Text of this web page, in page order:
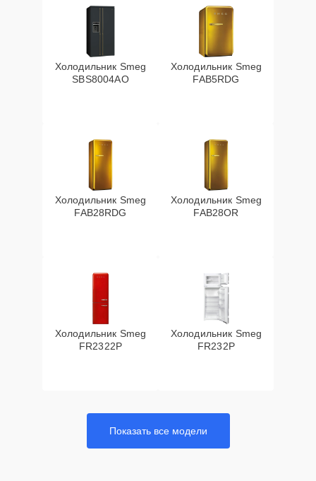
Холодильник Smeg
SBS8004AO
Холодильник Smeg
FAB5RDG
Холодильник Smeg
FAB28RDG
Холодильник Smeg
FAB28OR
Холодильник Smeg
FR2322P
Холодильник Smeg
FR232P
Показать все модели